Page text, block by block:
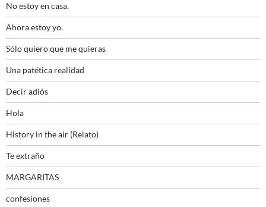
No estoy en casa.
Ahora estoy yo.
Sólo quiero que me quieras
Una patética realidad
Decir adiós
Hola
History in the air (Relato)
Te extraño
MARGARITAS
confesiones